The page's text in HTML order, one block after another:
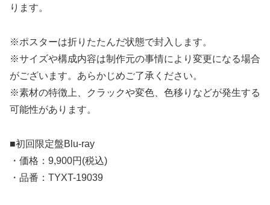
ります。
※ポスターは折りたたんだ状態で封入します。
※サイズや構成内容は制作元の事情により変更になる場合
がございます。あらかじめご了承ください。
※素材の特徴上、クラックや変色、色移りなどが発生する
可能性があります。
■初回限定盤Blu-ray
・価格：9,900円(税込)
・品番：TYXT-19039